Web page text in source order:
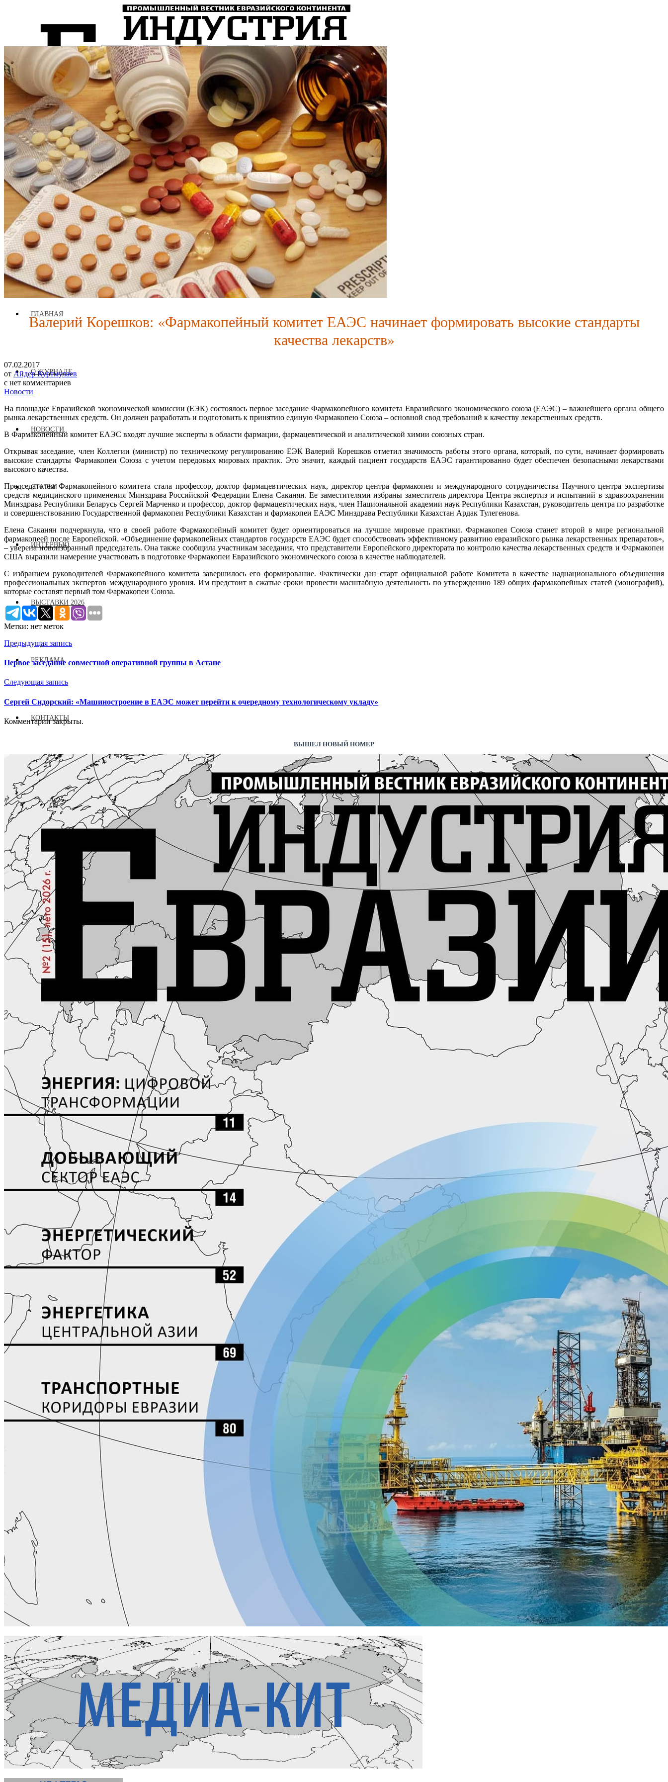
Журнал аккредитован при Евразийской Экономической Комиссии
ГЛАВНАЯ
О ЖУРНАЛЕ
НОВОСТИ
СТАТЬИ
ИНТЕРВЬЮ
ВЫСТАВКИ 2026
РЕКЛАМА
КОНТАКТЫ
Валерий Корешков: «Фармакопейный комитет ЕАЭС начинает формировать высокие стандарты
качества лекарств»
07.02.2017
от Айдер Куртмулаев
с нет комментариев
Новости
На площадке Евразийской экономической комиссии (ЕЭК) состоялось первое заседание Фармакопейного комитета Евразийского экономического союза (ЕАЭС) – важнейшего органа общего
рынка лекарственных средств. Он должен разработать и подготовить к принятию единую Фармакопею Союза – основной свод требований к качеству лекарственных средств.
В Фармакопейный комитет ЕАЭС входят лучшие эксперты в области фармации, фармацевтической и аналитической химии союзных стран.
Открывая заседание, член Коллегии (министр) по техническому регулированию ЕЭК Валерий Корешков отметил значимость работы этого органа, который, по сути, начинает формировать
высокие стандарты Фармакопеи Союза с учетом передовых мировых практик. Это значит, каждый пациент государств ЕАЭС гарантированно будет обеспечен безопасными лекарствами
высокого качества.
Председателем Фармакопейного комитета стала профессор, доктор фармацевтических наук, директор центра фармакопеи и международного сотрудничества Научного центра экспертизы
средств медицинского применения Минздрава Российской Федерации Елена Саканян. Ее заместителями избраны заместитель директора Центра экспертиз и испытаний в здравоохранении
Минздрава Республики Беларусь Сергей Марченко и профессор, доктор фармацевтических наук, член Национальной академии наук Республики Казахстан, руководитель центра по разработке
и совершенствованию Государственной фармакопеи Республики Казахстан и фармакопеи ЕАЭС Минздрава Республики Казахстан Ардак Тулегенова.
Елена Саканян подчеркнула, что в своей работе Фармакопейный комитет будет ориентироваться на лучшие мировые практики. Фармакопея Союза станет второй в мире региональной
фармакопеей после Европейской. «Объединение фармакопейных стандартов государств ЕАЭС будет способствовать эффективному развитию евразийского рынка лекарственных препаратов»,
– уверена новоизбранный председатель. Она также сообщила участникам заседания, что представители Европейского директората по контролю качества лекарственных средств и Фармакопеи
США выразили намерение участвовать в подготовке Фармакопеи Евразийского экономического союза в качестве наблюдателей.
С избранием руководителей Фармакопейного комитета завершилось его формирование. Фактически дан старт официальной работе Комитета в качестве наднационального объединения
профессиональных экспертов международного уровня. Им предстоит в сжатые сроки провести масштабную деятельность по утверждению 189 общих фармакопейных статей (монографий),
которые составят первый том Фармакопеи Союза.
Метки: нет меток
Предыдущая запись
Первое заседание совместной оперативной группы в Астане
Следующая запись
Сергей Сидорский: «Машиностроение в ЕАЭС может перейти к очередному технологическому укладу»
Комментарии закрыты.
ВЫШЕЛ НОВЫЙ НОМЕР